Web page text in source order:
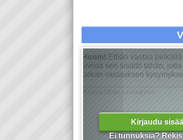
Kirjaudu
Ei tunnuksia?
Huom! Ethän vastaa
tiivistä sen sisältö tähän,
tarkan vastauksen